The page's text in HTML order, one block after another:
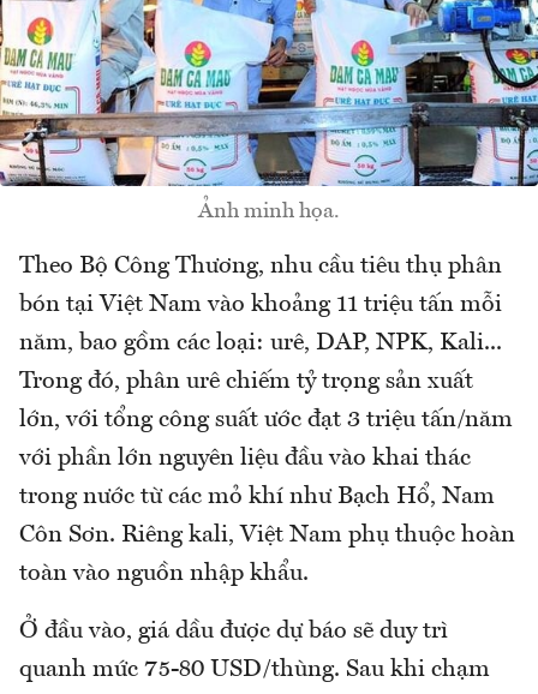
Ảnh minh họa.
Theo Bộ Công Thương, nhu cầu tiêu thụ phân
bón tại Việt Nam vào khoảng 11 triệu tấn mỗi
năm, bao gồm các loại: urê, DAP, NPK, Kali...
Trong đó, phân urê chiếm tỷ trọng sản xuất
lớn, với tổng công suất ước đạt 3 triệu tấn/năm
với phần lớn nguyên liệu đầu vào khai thác
trong nước từ các mỏ khí như Bạch Hổ, Nam
Côn Sơn. Riêng kali, Việt Nam phụ thuộc hoàn
toàn vào nguồn nhập khẩu.
Ở đầu vào, giá dầu được dự báo sẽ duy trì
quanh mức 75-80 USD/thùng. Sau khi chạm